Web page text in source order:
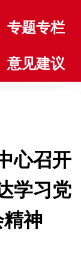
专题专栏
意见建议
心召开
学习党
神